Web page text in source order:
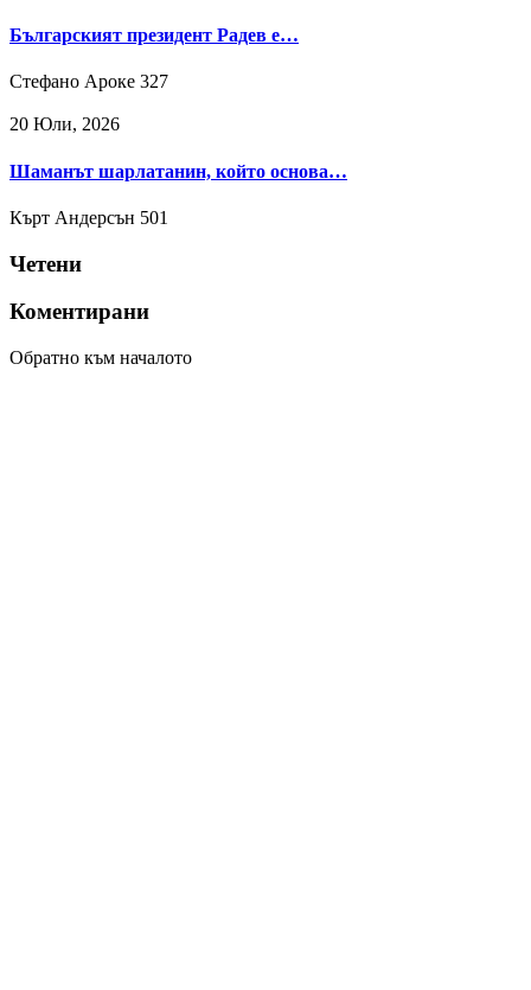
Българският президент Радев е…
Стефано Ароке 327
20 Юли, 2026
Шаманът шарлатанин, който основа…
Кърт Андерсън 501
Четени
Коментирани
Обратно към началото